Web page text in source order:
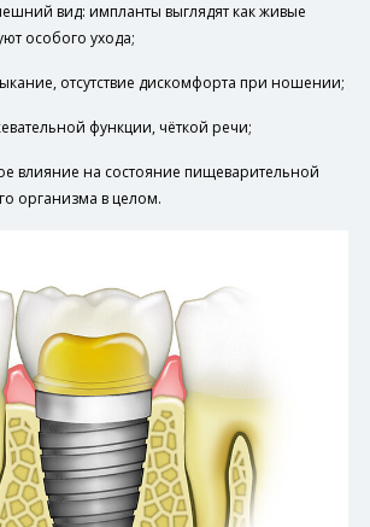
вид: импланты выглядят как живые
особого ухода;
отсутствие дискомфорта при ношении;
функции, чёткой речи;
влияние на состояние пищеварительной
организма в целом.